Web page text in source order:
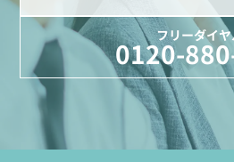
フリーダイ
0120-